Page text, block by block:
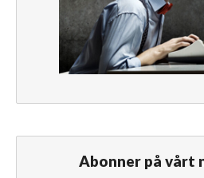
Abonner på vårt